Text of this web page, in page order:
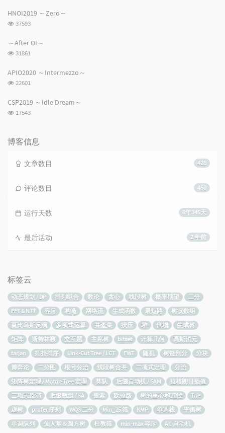
次
HNOI2019 ～Zero～
浏
次
37593
～After OI～
浏
次
31861
APIO2020 ～Intermezzo～
浏
次
22601
CSP2019 ～Idle Dream～
浏
数:
17543
博客信息
428
文章数目
450
评论数目
8年345天
运行天数
2 年前
最后活动
标签云
动态规划 / DP 排列组合 数论 贪心 线段树 概率期望
二分
FFT & NTT
容斥 构造 网络流 生成函数 最短路
树状数组
莫比乌斯反演
多项式运算 并查集 状压 堆 倍增
生成树
矩阵
斯特林数 交互题 主席树 bitset 计算几何
高斯消元
tarjan
拓扑排序 Link-Cut Tree / LCT FWT 随机 树链剖分
分块
博弈论
二分图 根号分治 线段树合并 二项式定理
分治
矩阵树定理 / Matrix-Tree 定理
莫队 后缀自动机 / SAM
拉格朗日插值
二项式反演
后缀数组 / SA 搜索 欧拉路 树的重心和直径
Trie
虚树
prufer 序列 WQS 二分 Min_25 筛 KMP 单调栈
平衡树
单调队列
仙人掌 & 圆方树 杜教筛 min-max 容斥 AC 自动机